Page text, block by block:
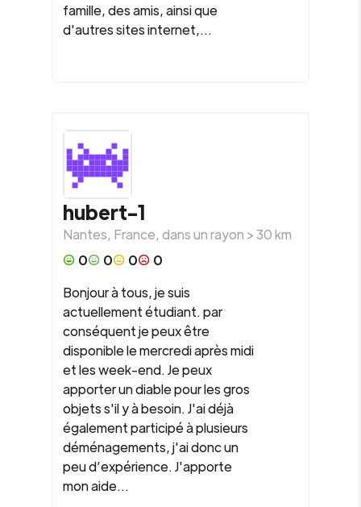
famille, des amis, ainsi que
d'autres sites internet,...
hubert-1
Nantes, France, dans un rayon >30km
0
0 0
0
Bonjour à tous, je suis
actuellement étudiant. par
conséquent je peux être
disponible le mercredi après midi
et les week-end. Je peux
apporter un diable pour les gros
objets s'il y à besoin. J'ai déjà
également participé à plusieurs
déménagements, j'ai donc un
peu d’expérience. J'apporte
mon aide...